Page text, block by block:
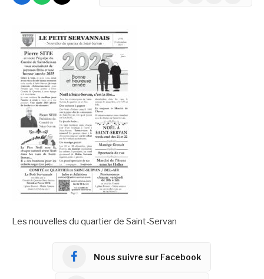
Les nouvelles du quartier de Saint-Servan
Nous suivre sur Facebook